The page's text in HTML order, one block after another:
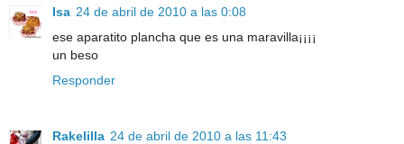
Isa 24 de abril de 2010 a las 0:08
ese aparatito plancha que es una maravilla¡¡¡¡
un beso
Responder
Rakelilla 24 de abril de 2010 a las 11:43